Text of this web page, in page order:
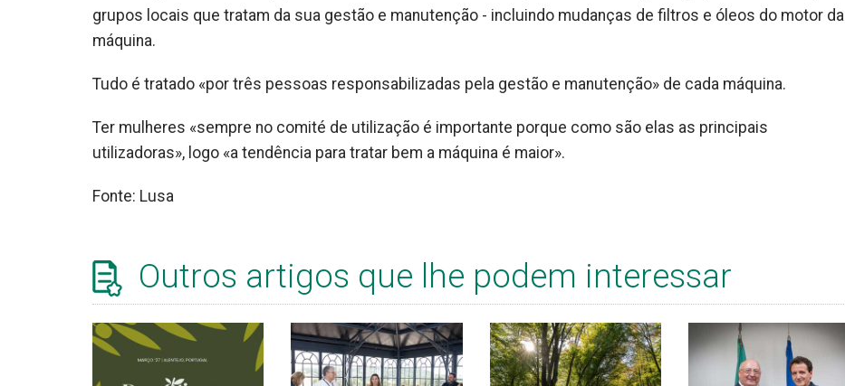
grupos locais que tratam da sua gestão e manutenção - incluindo mudanças de filtros e óleos do motor da
máquina.
Tudo é tratado «por três pessoas responsabilizadas pela gestão e manutenção» de cada máquina.
Ter mulheres «sempre no comité de utilização é importante porque como são elas as principais
utilizadoras», logo «a tendência para tratar bem a máquina é maior».
Fonte: Lusa
Outros artigos que lhe podem interessar